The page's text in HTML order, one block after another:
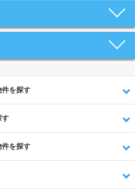
件を探す
す
件を探す